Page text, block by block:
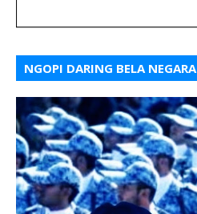
NGOPI DARING BELA NEGARA